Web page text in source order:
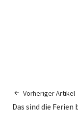
Vorheriger Artikel
Das sind die Ferien